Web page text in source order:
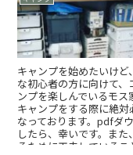
キャンプを始めたいけ
な初心者の方に向けて
ンプを楽しんでいるモス
キャンプをする際に絶
なっております。pdfダ
したら、幸いです。ま
るために工夫しているこ